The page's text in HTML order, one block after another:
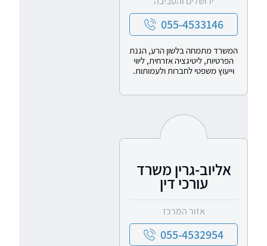
055-4533146
המשרד מתמחה בלשון הרע, הגנת
הפרטיות, ליטיגציה אזרחית, ליווי
וייעוץ משפטי לחברות ולעמותות.
אליוב-גרין משרד
עורכי דין
אזור המרכז
055-4532954